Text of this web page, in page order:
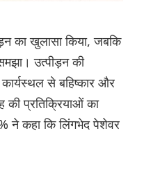
का खुलासा किया, जबकि
उत्पीड़न की
से बहिष्कार और
की प्रतिक्रियाओं का
ने कहा कि लिंगभेद पेशेवर